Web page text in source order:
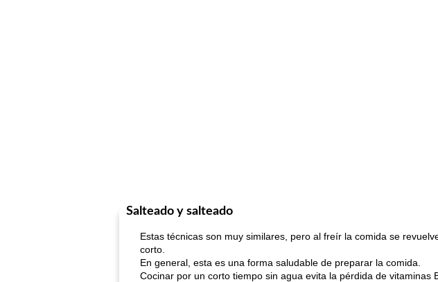
Salteado y salteado
Estas técnicas son muy similares, pero al freír la comida se
corto.
En general, esta es una forma saludable de preparar la comida.
Cocinar por un corto tiempo sin agua evita la pérdida de